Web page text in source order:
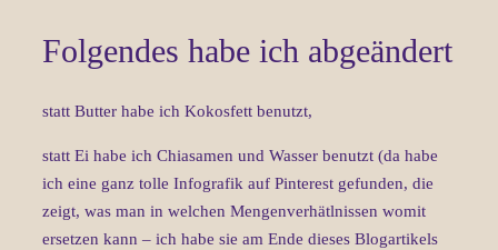
Folgendes habe ich abgeändert
statt Butter habe ich Kokosfett benutzt,
statt Ei habe ich Chiasamen und Wasser benutzt (da habe
ich eine ganz tolle Infografik auf Pinterest gefunden, die
zeigt, was man in welchen Mengenverhätlnissen womit
ersetzen kann – ich habe sie am Ende dieses Blogartikels